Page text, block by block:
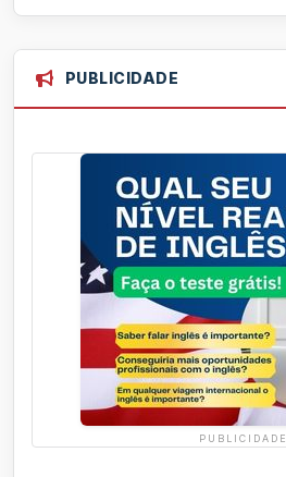
PUBLICIDADE
PUBLICIDADE